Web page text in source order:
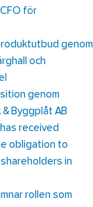
för
genom
och
genom
Byggplåt AB
received
obligation to
in
rollen som